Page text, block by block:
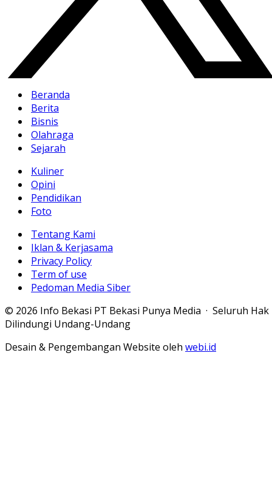
Beranda
Berita
Bisnis
Olahraga
Sejarah
Kuliner
Opini
Pendidikan
Foto
Tentang Kami
Iklan & Kerjasama
Privacy Policy
Term of use
Pedoman Media Siber
© 2026 Info Bekasi PT Bekasi Punya Media · Seluruh Hak
Dilindungi Undang-Undang
Desain & Pengembangan Website oleh webi.id